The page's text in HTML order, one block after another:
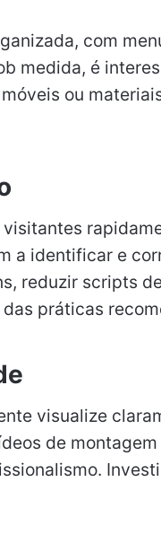
com
medida, é
ou
a identificar e
reduzir scripts
práticas
visualize
de